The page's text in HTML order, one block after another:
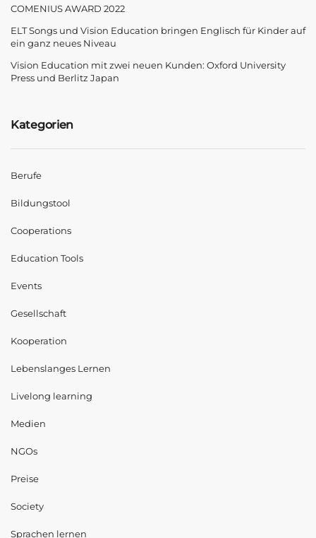
COMENIUS AWARD 2022
ELT Songs und Vision Education bringen Englisch für Kinder auf
ein ganz neues Niveau
Vision Education mit zwei neuen Kunden: Oxford University
Press und Berlitz Japan
Kategorien
Berufe
Bildungstool
Cooperations
Education Tools
Events
Gesellschaft
Kooperation
Lebenslanges Lernen
Livelong learning
Medien
NGOs
Preise
Society
Sprachen lernen